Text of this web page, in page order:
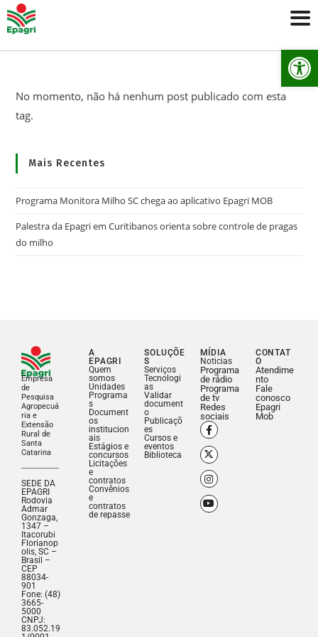
No momento, não há nenhum post publicado com esta
tag.
Mais Recentes
Programa Monitora Milho SC chega ao aplicativo Epagri MOB
Palestra da Epagri em Curitibanos orienta sobre controle de pragas
do milho
Empresa
de
Pesquisa
Agropecuá
ria e
Extensão
Rural de
Santa
Catarina
SEDE DA
EPAGRI
Rodovia
Admar
Gonzaga,
1347 –
Itacorubi
Florianop
olis, SC –
Brasil –
CEP
88034-
901
Fone: (48)
3665-
5000
CNPJ:
83.052.19
A
EPAGRI
Quem
somos
Unidades
Programa
s
Document
os
institucion
ais
Estágios e
concursos
Licitações
e
contratos
Convênios
e
contratos
de repasse
SOLUÇÕE
S
Serviços
Tecnologi
as
Validar
document
o
Publicaçõ
es
Cursos e
eventos
Biblioteca
MÍDIA
Noticias
Programa
de rádio
Programa
de tv
Redes
sociais
CONTAT
O
Atendime
nto
Fale
conosco
Epagri
Mob